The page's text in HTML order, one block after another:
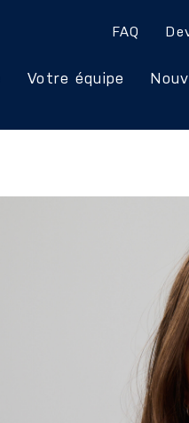
Votre équipe
FAQ